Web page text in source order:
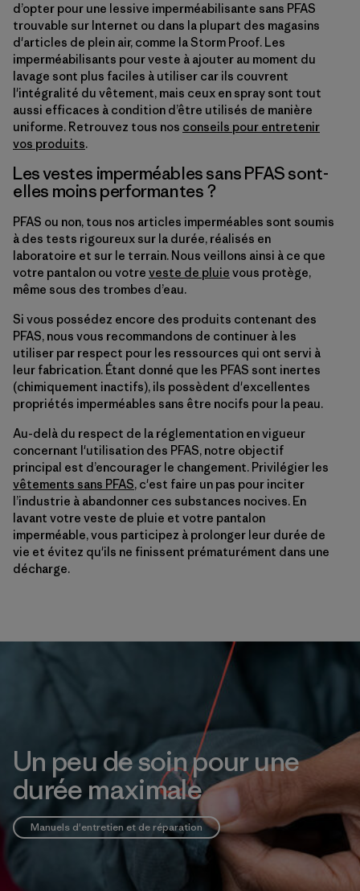
d’opter pour une lessive imperméabilisante sans PFAS
trouvable sur Internet ou dans la plupart des magasins
d'articles de plein air, comme la Storm Proof. Les
imperméabilisants pour veste à ajouter au moment du
lavage sont plus faciles à utiliser car ils couvrent
l'intégralité du vêtement, mais ceux en spray sont tout
aussi efficaces à condition d’être utilisés de manière
uniforme. Retrouvez tous nos conseils pour entretenir
vos produits.
Les vestes imperméables sans PFAS sont-
elles moins performantes ?
PFAS ou non, tous nos articles imperméables sont soumis
à des tests rigoureux sur la durée, réalisés en
laboratoire et sur le terrain. Nous veillons ainsi à ce que
votre pantalon ou votre veste de pluie vous protège,
même sous des trombes d’eau.
Si vous possédez encore des produits contenant des
PFAS, nous vous recommandons de continuer à les
utiliser par respect pour les ressources qui ont servi à
leur fabrication. Étant donné que les PFAS sont inertes
(chimiquement inactifs), ils possèdent d'excellentes
propriétés imperméables sans être nocifs pour la peau.
Au-delà du respect de la réglementation en vigueur
concernant l'utilisation des PFAS, notre objectif
principal est d’encourager le changement. Privilégier les
vêtements sans PFAS, c'est faire un pas pour inciter
l’industrie à abandonner ces substances nocives. En
lavant votre veste de pluie et votre pantalon
imperméable, vous participez à prolonger leur durée de
vie et évitez qu'ils ne finissent prématurément dans une
décharge.
Un peu de soin pour une
durée maximale
Manuels d'entretien et de réparation